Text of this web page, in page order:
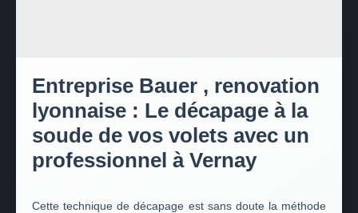
Entreprise Bauer , renovation
lyonnaise : Le décapage à la
soude de vos volets avec un
professionnel à Vernay
Cette technique de décapage est sans doute la méthode